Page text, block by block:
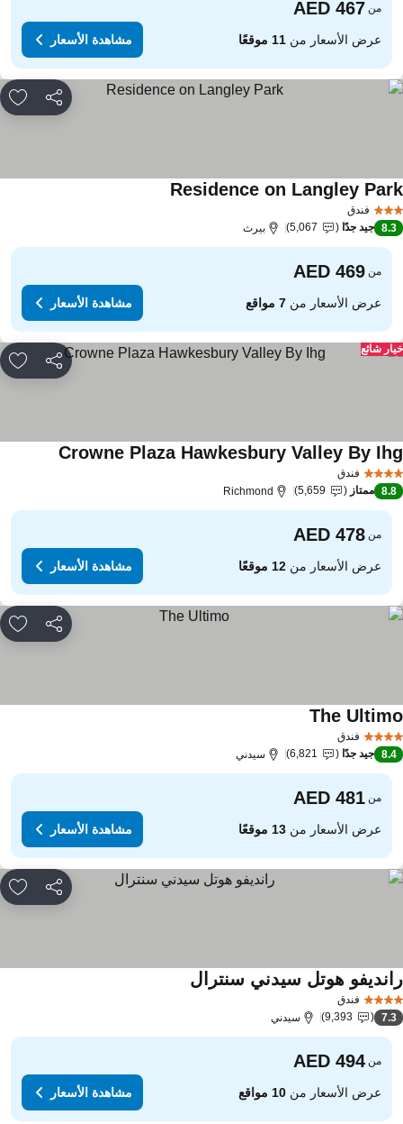
من
عرض الأسعار من11 موقعًا مشاهدة الأسعار
مشاركة
فندق
Residence on Langleyمشاهدة الأسعار
8.3 جيد جدًا 5,067 بيرث
من
عرض الأسعار من7 مواقع مشاهدة الأسعار
مشاركة
شائع
فندق
Crowne Plaza Hawkesbury Valley Byمشاهدة
8.8 ممتاز 5,659
Richmond
من
عرض الأسعار من12 موقعًا مشاهدة الأسعار
مشاركة
فندق
Theمشاهدة الأسعار
8.4 جيد جدًا 6,821 سيدني
من
عرض الأسعار من13 موقعًا مشاهدة الأسعار
مشاركة
فندق
هوتل سيدني سنترالمشاهدة الأسعار
7.3
9,393 سيدني
من
عرض الأسعار من10 مواقع مشاهدة الأسعار